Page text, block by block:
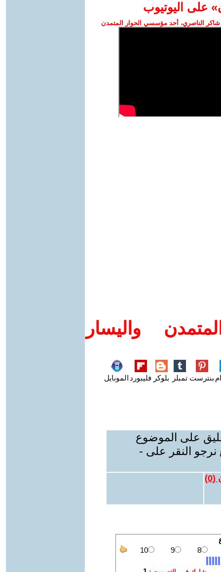
على اليوتيوب
الناصري، أحد مؤسسي الحوار المتمدن
واليسار
بنترست تمبلر بلوكر فليبورد الموبايل
على الموضوع
نرجو النقر على -
(
0
)